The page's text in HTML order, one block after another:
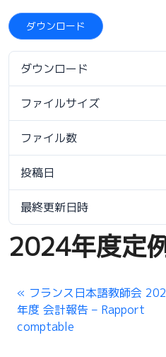
ダウンロード
ダウンロード
ファイルサイズ
ファイル数
投稿日
最終更新日時
2024年度定
フランス日本語教師会
年度 会計報告 – Rapport
comptable